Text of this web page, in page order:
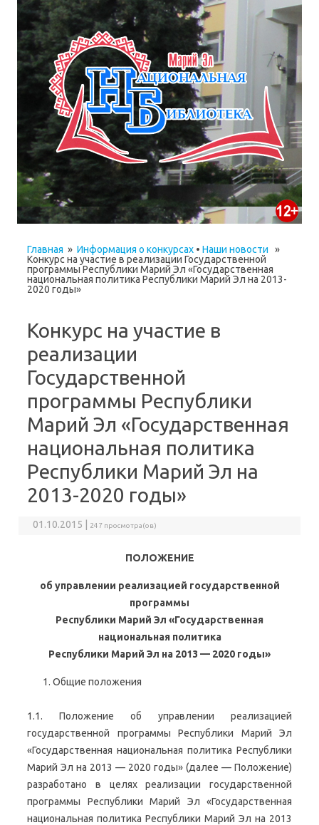
Главная » Информация о конкурсах • Наши новости »
Конкурс на участие в реализации Государственной
программы Республики Марий Эл «Государственная
национальная политика Республики Марий Эл на 2013-
2020 годы»
Конкурс на участие в
реализации
Государственной
программы Республики
Марий Эл «Государственная
национальная политика
Республики Марий Эл на
2013-2020 годы»
01.10.2015 | 247 просмотра(ов)
ПОЛОЖЕНИЕ
об управлении реализацией государственной
программы
Республики Марий Эл «Государственная
национальная политика
Республики Марий Эл на 2013 — 2020 годы»
Общие положения
1.1. Положение об управлении реализацией
государственной программы Республики Марий Эл
«Государственная национальная политика Республики
Марий Эл на 2013 — 2020 годы» (далее — Положение)
разработано в целях реализации государственной
программы Республики Марий Эл «Государственная
национальная политика Республики Марий Эл на 2013